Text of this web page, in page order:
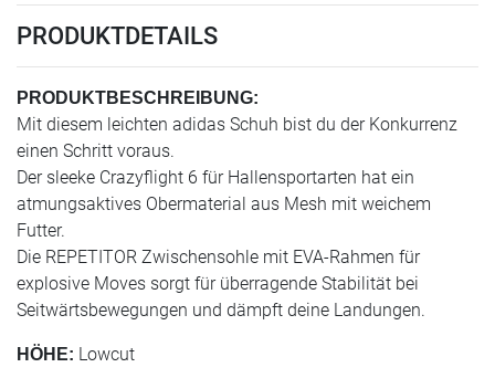
PRODUKTDETAILS
PRODUKTBESCHREIBUNG:
Mit diesem leichten adidas Schuh bist du der Konkurrenz
einen Schritt voraus.
Der sleeke Crazyflight 6 für Hallensportarten hat ein
atmungsaktives Obermaterial aus Mesh mit weichem
Futter.
Die REPETITOR Zwischensohle mit EVA-Rahmen für
explosive Moves sorgt für überragende Stabilität bei
Seitwärtsbewegungen und dämpft deine Landungen.
HÖHE: Lowcut